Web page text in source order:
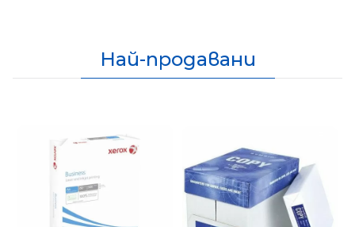
Най-продавани